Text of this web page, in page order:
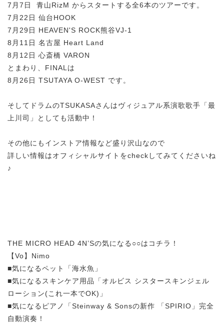
7月7日 青山RizM からスタートする全6本のツアーです。
7月22日 仙台HOOK
7月29日 HEAVEN'S ROCK熊谷VJ-1
8月11日 名古屋 Heart Land
8月12日 心斎橋 VARON
とまわり、FINALは
8月26日 TSUTAYA O-WEST です。
そしてドラムのTSUKASAさんはヴィジュアル系演歌歌手「最
上川司」としても活動中！
その他にもインストア情報など盛り沢山なので
詳しい情報はオフィシャルサイトをcheckしてみてくださいね
♪
THE MICRO HEAD 4N’Sの気になる○○はコチラ！
【Vo】Nimo
■気になるペット「海水魚」
■気になるスキンケア用品「オルビス シスタースキンジェル
ローション(これ一本でOK)」
■気になるピアノ「Steinway & Sonsの新作 「SPIRIO」完全
自動演奏！